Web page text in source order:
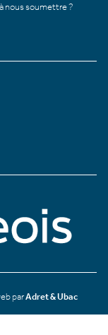
nous soumettre ?
parAdret & Ubac